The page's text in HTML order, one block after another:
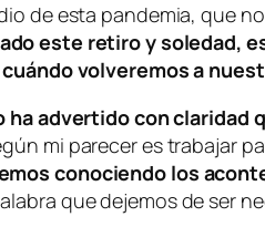
de esta pandemia, que
este retiro y soledad,
volveremos a
ha advertido con
mi parecer es trabajar
conociendo los
que dejemos de ser